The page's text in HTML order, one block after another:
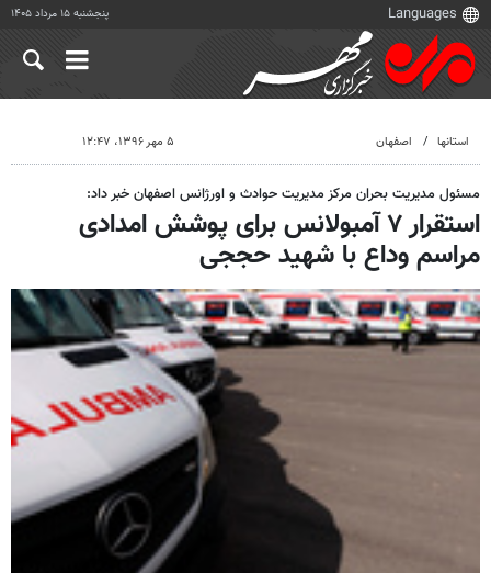
پنجشنبه ۱۵ مرداد ۱۴۰۵
استانها اصفهان ۵ مهر ۱۳۹۶، ۱۲:۴۷
مسئول مدیریت بحران مرکز مدیریت حوادث و اورژانس اصفهان خبر داد:
استقرار ۷ آمبولانس برای پوشش امدادی
مراسم وداع با شهید حججی